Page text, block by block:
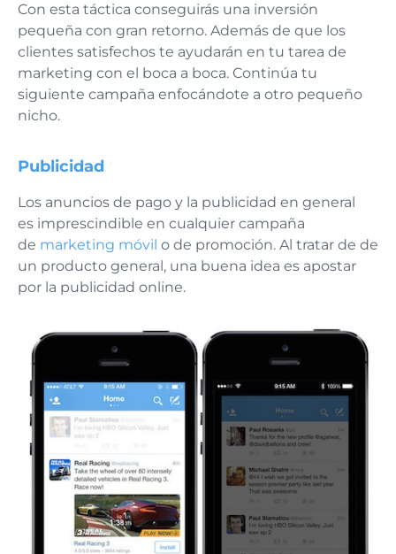
Con esta táctica conseguirás una inversión
pequeña con gran retorno. Además de que los
clientes satisfechos te ayudarán en tu tarea de
marketing con el boca a boca. Continúa tu
siguiente campaña enfocándote a otro pequeño
nicho.
Publicidad
Los anuncios de pago y la publicidad en general
es imprescindible en cualquier campaña
de marketing móvil o de promoción. Al tratar de de
un producto general, una buena idea es apostar
por la publicidad online.